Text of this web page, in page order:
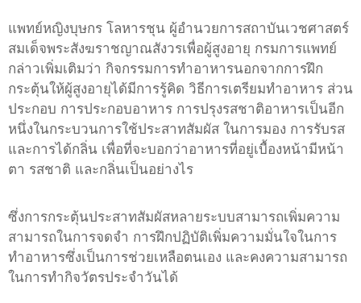
แพทย์หญิงบุษกร โลหารชุน ผู้อำนวยการสถาบันเวชศาสตร์
สมเด็จพระสังฆราชญาณสังวรเพื่อผู้สูงอายุ กรมการแพทย์
กล่าวเพิ่มเติมว่า กิจกรรมการทำอาหารนอกจากการฝึก
กระตุ้นให้ผู้สูงอายุได้มีการรู้คิด วิธีการเตรียมทำอาหาร ส่วน
ประกอบ การประกอบอาหาร การปรุงรสชาติอาหารเป็นอีก
หนึ่งในกระบวนการใช้ประสาทสัมผัส ในการมอง การรับรส
และการได้กลิ่น เพื่อที่จะบอกว่าอาหารที่อยู่เบื้องหน้ามีหน้า
ตา รสชาติ และกลิ่นเป็นอย่างไร
ซึ่งการกระตุ้นประสาทสัมผัสหลายระบบสามารถเพิ่มความ
สามารถในการจดจำ การฝึกปฏิบัติเพิ่มความมั่นใจในการ
ทำอาหารซึ่งเป็นการช่วยเหลือตนเอง และคงความสามารถ
ในการทำกิจวัตรประจำวันได้